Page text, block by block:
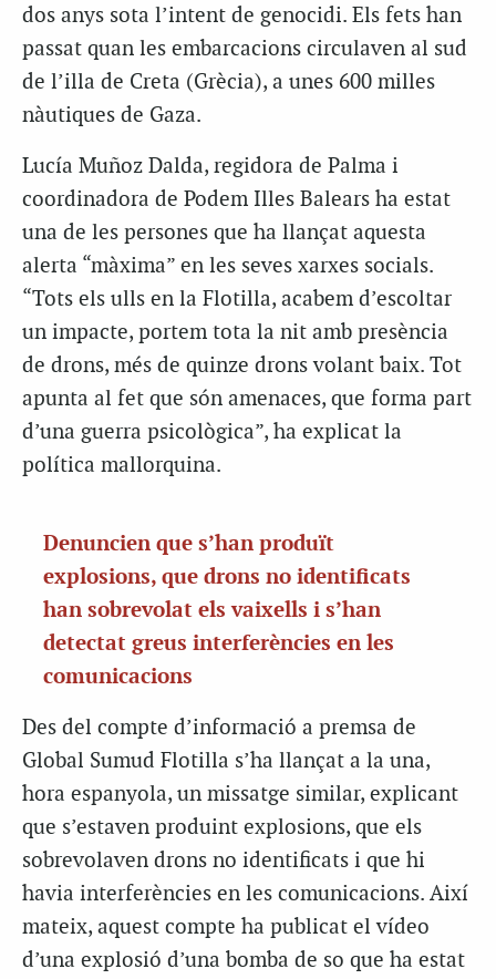
dos anys sota l’intent de genocidi. Els fets han
passat quan les embarcacions circulaven al sud
de l’illa de Creta (Grècia), a unes 600 milles
nàutiques de Gaza.
Lucía Muñoz Dalda, regidora de Palma i
coordinadora de Podem Illes Balears ha estat
una de les persones que ha llançat aquesta
alerta “màxima” en les seves xarxes socials.
“Tots els ulls en la Flotilla, acabem d’escoltar
un impacte, portem tota la nit amb presència
de drons, més de quinze drons volant baix. Tot
apunta al fet que són amenaces, que forma part
d’una guerra psicològica”, ha explicat la
política mallorquina.
Denuncien que s’han produït
explosions, que drons no identificats
han sobrevolat els vaixells i s’han
detectat greus interferències en les
comunicacions
Des del compte d’informació a premsa de
Global Sumud Flotilla s’ha llançat a la una,
hora espanyola, un missatge similar, explicant
que s’estaven produint explosions, que els
sobrevolaven drons no identificats i que hi
havia interferències en les comunicacions. Així
mateix, aquest compte ha publicat el vídeo
d’una explosió d’una bomba de so que ha estat